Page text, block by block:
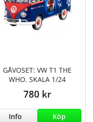
GÅVOSET: VW T1 THE
WHO. SKALA 1/24
780 kr
Info Köp